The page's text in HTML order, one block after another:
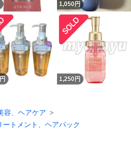
1,050円
円 1,250 円
容、ヘアケア
ートメント、ヘアパック